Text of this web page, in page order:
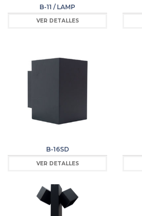
B-11 / LAMP
VER DETALLES
B-16SD
VER DETALLES